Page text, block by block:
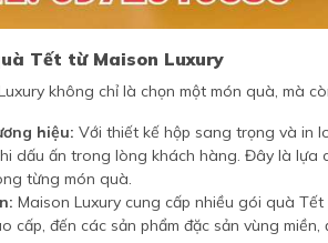
Tết từ Maison Luxury
không chỉ là chọn một món quà, mà
hiệu: Với thiết kế hộp sang trọng và in
dấu ấn trong lòng khách hàng. Đây là lựa
từng món quà.
Maison Luxury cung cấp nhiều gói quà
cấp, đến các sản phẩm đặc sản vùng